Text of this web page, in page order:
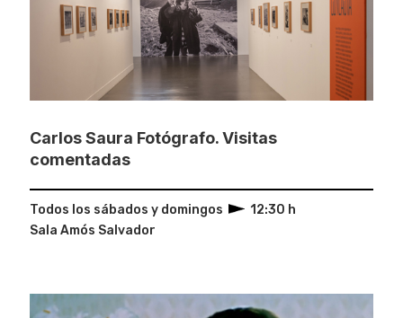
Carlos Saura Fotógrafo. Visitas
comentadas
Todos los sábados y domingos
12:30 h
Sala Amós Salvador